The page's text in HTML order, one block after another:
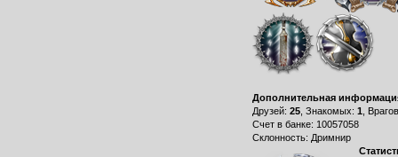
Дополнительная
Друзей: 25, Знакомых: 1 ,
Счет в банке: 10057058
Склонность: Дримнир